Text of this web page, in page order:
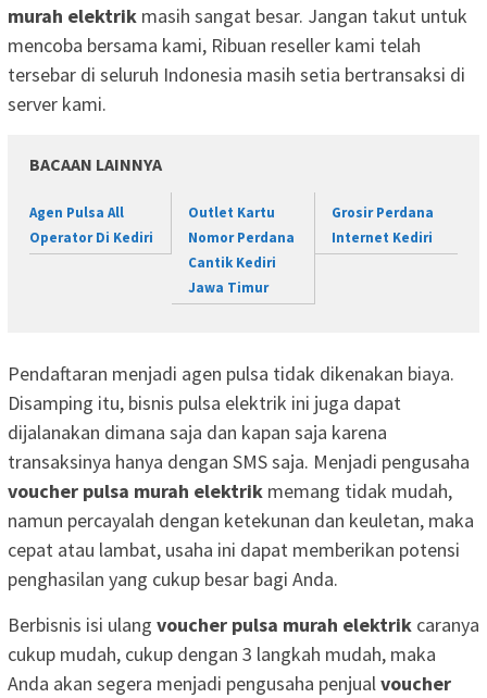
murah elektrik masih sangat besar. Jangan takut untuk
mencoba bersama kami, Ribuan reseller kami telah
tersebar di seluruh Indonesia masih setia bertransaksi di
server kami.
BACAAN LAINNYA
Agen Pulsa All
Operator Di Kediri
Outlet Kartu
Nomor Perdana
Cantik Kediri
Jawa Timur
Grosir Perdana
Internet Kediri
Pendaftaran menjadi agen pulsa tidak dikenakan biaya.
Disamping itu, bisnis pulsa elektrik ini juga dapat
dijalanakan dimana saja dan kapan saja karena
transaksinya hanya dengan SMS saja. Menjadi pengusaha
voucher pulsa murah elektrik memang tidak mudah,
namun percayalah dengan ketekunan dan keuletan, maka
cepat atau lambat, usaha ini dapat memberikan potensi
penghasilan yang cukup besar bagi Anda.
Berbisnis isi ulang voucher pulsa murah elektrik caranya
cukup mudah, cukup dengan 3 langkah mudah, maka
Anda akan segera menjadi pengusaha penjualvoucher